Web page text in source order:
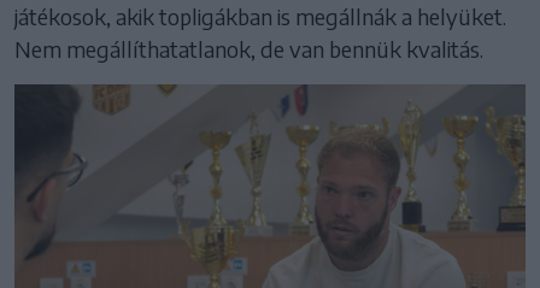
játékosok, akik topligákban is megállnák a helyüket.
Nem megállíthatatlanok, de van bennük kvalitás.